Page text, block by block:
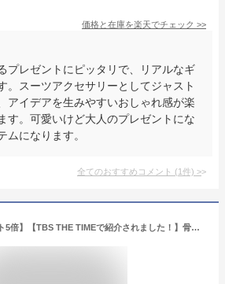
価格と在庫を楽天でチェック >>
プレゼントにピッタリで、リアルなギ
。スーツアクセサリーとしてジャスト
アイデアを生みやすいおしゃれ感が楽
す。可愛いけど大人のプレゼントにな
ムになります。
全てのおすすめコメント (1件) >
【7/1限定!ポイント5倍】【TBS THE TIMEで紹介されました！】骨伝導 スピーカー bluetooth 5.3 ワイヤレス 軽量 タイマー機能付き 耳を塞がない V-BSP01 ホワイト 白 まくら 枕 睡眠 スピーカー 寝ながら